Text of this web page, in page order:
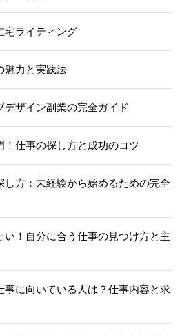
宅ライティング
魅力と実践法
ザイン副業の完全ガイド
！仕事の探し方と成功のコツ
し方：未経験から始めるための完全
い！自分に合う仕事の見つけ方と主
事に向いている人は？仕事内容と求